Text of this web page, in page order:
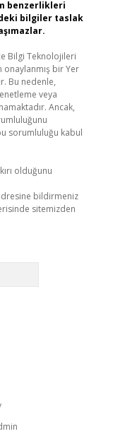
benzerlikleri
bilgiler taslak
Bilgi Teknolojileri
onaylanmış bir Yer
Bu nedenle,
veya
Ancak,
sorumluluğu kabul
olduğunu
bildirmeniz
sitemizden